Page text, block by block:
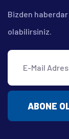
Bizden
olabilirsiniz.
ABONE